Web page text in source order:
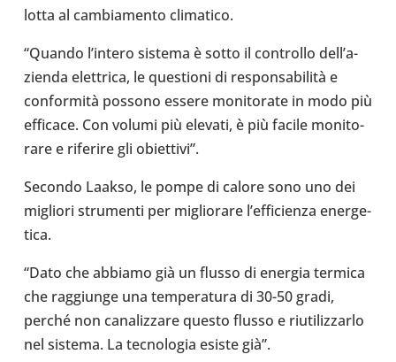
lotta al cam­bia­mento cli­ma­tico.
“Quando l’in­tero sistema è sotto il con­trollo del­l’a­
zienda elet­trica, le que­stioni di responsabilità e
conformità possono essere moni­to­rate in modo più
effi­cace. Con volumi più elevati, è più facile moni­to­
rare e rife­rire gli obiet­tivi”.
Secondo Laakso, le pompe di calore sono uno dei
migliori stru­menti per miglio­rare l’ef­fi­cienza ener­ge­
tica.
“Dato che abbiamo già un flusso di energia termica
che rag­giunge una tem­pe­ra­tura di 30-50 gradi,
perché non cana­liz­zare questo flusso e riu­ti­liz­zarlo
nel sistema. La tec­no­lo­gia esiste già”.